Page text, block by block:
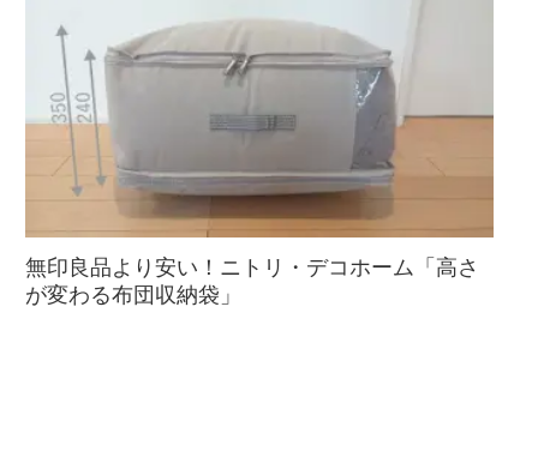
無印良品より安い！ニトリ・デコホーム「高さ
が変わる布団収納袋」